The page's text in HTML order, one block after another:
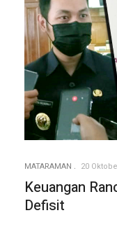
MATARAMAN 20
Keuangan
Defisit